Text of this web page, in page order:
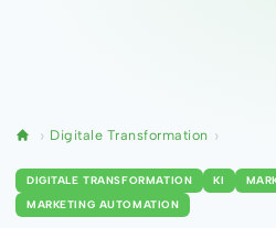
Digitale Transformation
DIGITALE TRANSFORMATION KI
MARKETING AUTOMATION